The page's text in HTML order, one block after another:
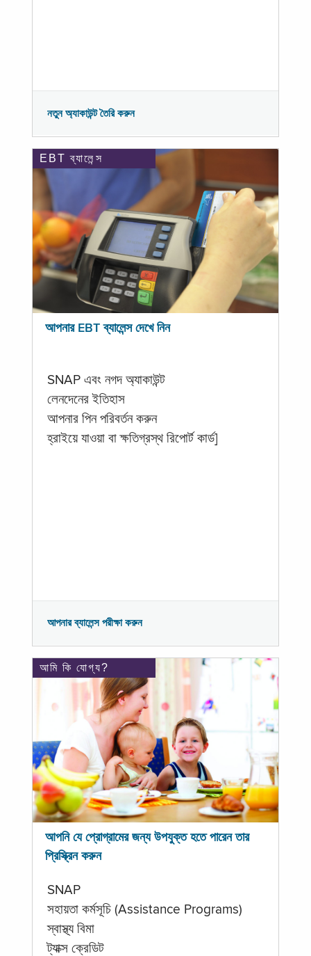
নতুন অ্যাকাউন্ট তৈরি করুন
EBT ব্যালেন্স
আপনার EBT ব্যালেন্স দেখে নিন
SNAP এবং নগদ অ্যাকাউন্ট
লেনদেনের ইতিহাস
আপনার পিন পরিবর্তন করুন
হ্রাইয়ে যাওয়া বা ক্ষতিগ্রস্থ রিপোর্ট কার্ড]
আপনার ব্যালেন্স পরীক্ষা করুন
আমি কি যোগ্য?
আপনি যে প্রোগ্রামের জন্য উপযুক্ত হতে পারেন তার
প্রিস্ক্রিন করুন
SNAP
সহায়তা কর্মসূচি (Assistance Programs)
স্বাস্থ্য বিমা
ট্যাক্স ক্রেডিট